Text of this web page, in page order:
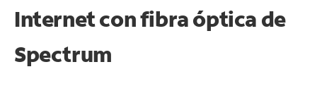
Internet con fibra óptica de
Spectrum